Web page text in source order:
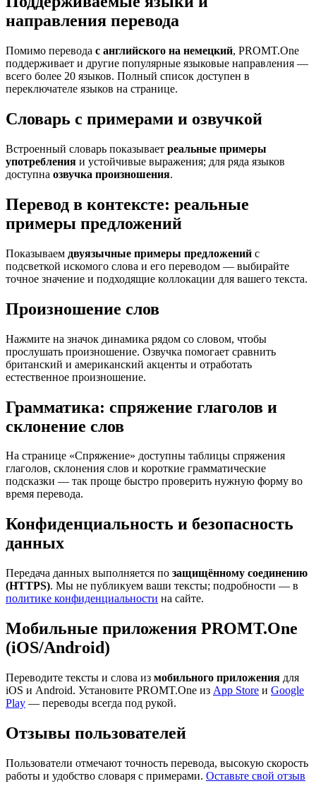
направления перевода
Помимо перевода с английского на немецкий, PROMT.One
поддерживает и другие популярные языковые направления —
всего более 20 языков. Полный список доступен в
переключателе языков на странице.
Словарь с примерами и озвучкой
Встроенный словарь показывает реальные примеры
употребления и устойчивые выражения; для ряда языков
доступна озвучка произношения.
Перевод в контексте: реальные
примеры предложений
Показываем двуязычные примеры предложений с
подсветкой искомого слова и его переводом — выбирайте
точное значение и подходящие коллокации для вашего текста.
Произношение слов
Нажмите на значок динамика рядом со словом, чтобы
прослушать произношение. Озвучка помогает сравнить
британский и американский акценты и отработать
естественное произношение.
Грамматика: спряжение глаголов и
склонение слов
На странице «Спряжение» доступны таблицы спряжения
глаголов, склонения слов и короткие грамматические
подсказки — так проще быстро проверить нужную форму во
время перевода.
Конфиденциальность и безопасность
данных
Передача данных выполняется по защищённому соединению
(HTTPS). Мы не публикуем ваши тексты; подробности — в
политике конфиденциальности на сайте.
Мобильные приложения PROMT.One
(iOS/Android)
Переводите тексты и слова из мобильного приложения для
iOS и Android. Установите PROMT.One из App Store и Google
Play — переводы всегда под рукой.
Отзывы пользователей
Пользователи отмечают точность перевода, высокую скорость
работы и удобство словаря с примерами. Оставьте свой отзыв